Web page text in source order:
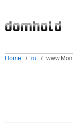
Home / ru /